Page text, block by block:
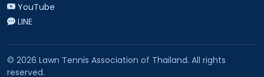
YouTube
LINE
© 2026 Lawn Tennis Association of Thailand. All rights
reserved.